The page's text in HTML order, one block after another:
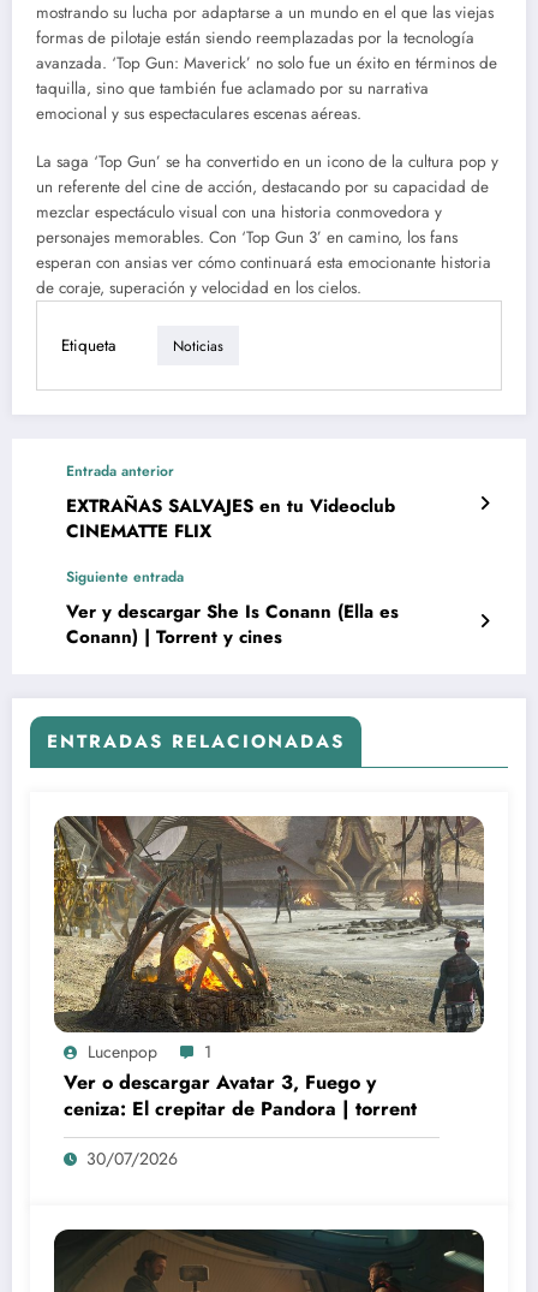
mostrando su lucha por adaptarse a un mundo en el que las viejas
formas de pilotaje están siendo reemplazadas por la tecnología
avanzada. ‘Top Gun: Maverick’ no solo fue un éxito en términos de
taquilla, sino que también fue aclamado por su narrativa
emocional y sus espectaculares escenas aéreas.
La saga ‘Top Gun’ se ha convertido en un icono de la cultura pop y
un referente del cine de acción, destacando por su capacidad de
mezclar espectáculo visual con una historia conmovedora y
personajes memorables. Con ‘Top Gun 3’ en camino, los fans
esperan con ansias ver cómo continuará esta emocionante historia
de coraje, superación y velocidad en los cielos.
Etiqueta Noticias
Entrada anterior
EXTRAÑAS SALVAJES en tu Videoclub
CINEMATTE FLIX
Siguiente entrada
Ver y descargar She Is Conann (Ella es
Conann) | Torrent y cines
ENTRADAS RELACIONADAS
Lucenpop 1
Ver o descargar Avatar 3, Fuego y
ceniza: El crepitar de Pandora | torrent
30/07/2026